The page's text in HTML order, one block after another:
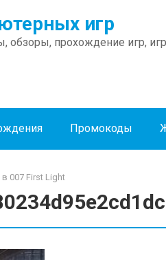
игр
обзоры, прохождение игр,
Промокоды
007 First Light